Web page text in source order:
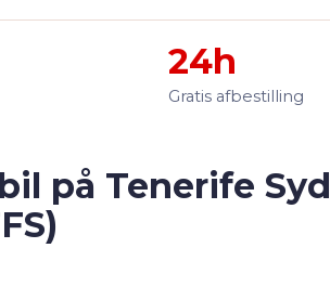
24h
Gratis afbestilling
på Tenerife Syd